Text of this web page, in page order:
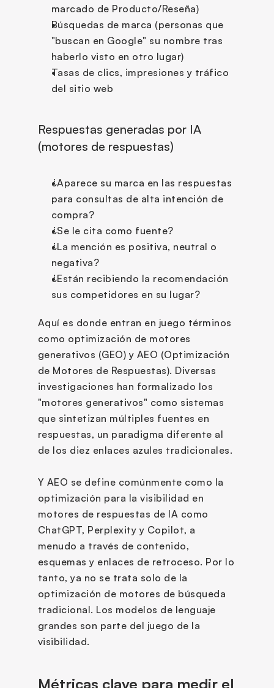
marcado de Producto/Reseña)
Búsquedas de marca (personas que
"buscan en Google" su nombre tras
haberlo visto en otro lugar)
Tasas de clics, impresiones y tráfico
del sitio web
Respuestas generadas por IA
(motores de respuestas)
¿Aparece su marca en las respuestas
para consultas de alta intención de
compra?
¿Se le cita como fuente?
¿La mención es positiva, neutral o
negativa?
¿Están recibiendo la recomendación
sus competidores en su lugar?
Aquí es donde entran en juego términos
como optimización de motores
generativos (GEO) y AEO (Optimización
de Motores de Respuestas). Diversas
investigaciones han formalizado los
"motores generativos" como sistemas
que sintetizan múltiples fuentes en
respuestas, un paradigma diferente al
de los diez enlaces azules tradicionales.
Y AEO se define comúnmente como la
optimización para la visibilidad en
motores de respuestas de IA como
ChatGPT, Perplexity y Copilot, a
menudo a través de contenido,
esquemas y enlaces de retroceso. Por lo
tanto, ya no se trata solo de la
optimización de motores de búsqueda
tradicional. Los modelos de lenguaje
grandes son parte del juego de la
visibilidad.
Métricas clave para medir el